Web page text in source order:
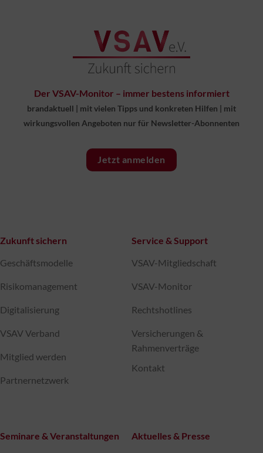
Der VSAV-Monitor – immer bestens informiert
brandaktuell | mit vielen Tipps und konkreten Hilfen | mit
wirkungsvollen Angeboten nur für Newsletter-Abonnenten
Jetzt anmelden
Zukunft sichern
Geschäftsmodelle
Risikomanagement
Digitalisierung
VSAV Verband
Mitglied werden
Partnernetzwerk
Service & Support
VSAV-Mitgliedschaft
VSAV-Monitor
Rechtshotlines
Versicherungen &
Rahmenverträge
Kontakt
Seminare & Veranstaltungen
Aktuelles & Presse